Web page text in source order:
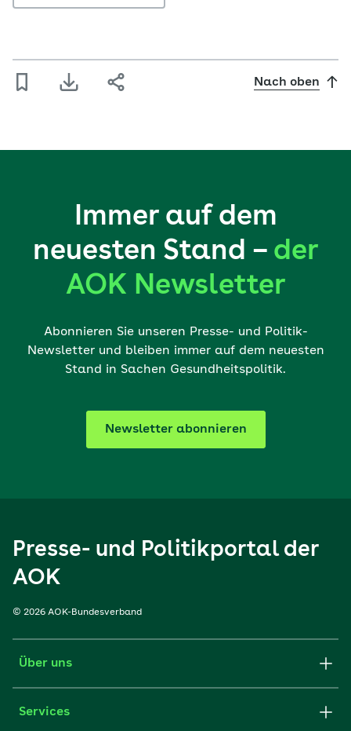
Nach oben
Immer auf dem
neuesten Stand – der
AOK Newsletter
Abonnieren Sie unseren Presse- und Politik-
Newsletter und bleiben immer auf dem neuesten
Stand in Sachen Gesundheitspolitik.
Newsletter abonnieren
Presse- und Politikportal der
AOK
© 2026 AOK-Bundesverband
Über uns
Services